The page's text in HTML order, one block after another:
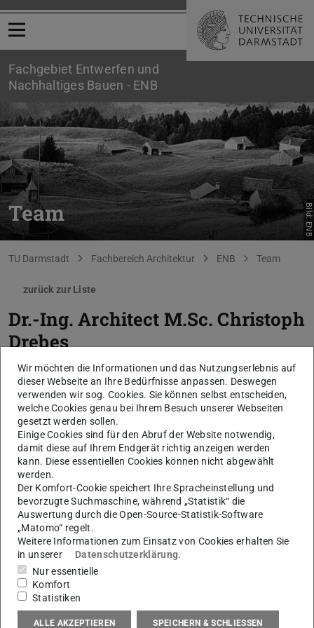
Menü öffnen
Fachgebiet Entwerfen und
Nachhaltiges Bauen - ENB
Team Bild: ENB
Sie befinden sich hier:
TU Darmstadt Fachbereich Architektur ENB Team
zurück zur Liste
Dr.-Ing. Architect M.Sc.Christoph
Drebes
Wir möchten die Informationen und das Nutzungserlebnis auf
dieser Webseite an Ihre Bedürfnisse anpassen. Deswegen
verwenden wir sog. Cookies. Sie können selbst entscheiden,
welche Cookies genau bei Ihrem Besuch unserer Webseiten
gesetzt werden sollen.
Einige Cookies sind für den Abruf der Website notwendig,
damit diese auf Ihrem Endgerät richtig anzeigen werden
kann. Diese essentiellen Cookies können nicht abgewählt
werden.
Der Komfort-Cookie speichert Ihre Spracheinstellung und
bevorzugte Suchmaschine, während „Statistik“ die
Auswertung durch die Open-Source-Statistik-Software
„Matomo“ regelt.
Weitere Informationen zum Einsatz von Cookies erhalten Sie
in unserer
Datenschutzerklärung.
Nur essentielle
Komfort
Statistiken
ALLE AKZEPTIEREN SPEICHERN & SCHLIESSEN